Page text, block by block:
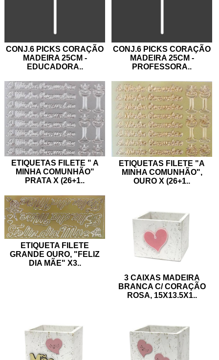
CONJ.6 PICKS CORAÇÃO
MADEIRA 25CM -
EDUCADORA..
CONJ.6 PICKS CORAÇÃO
MADEIRA 25CM -
PROFESSORA..
ETIQUETAS FILETE " A
MINHA COMUNHÃO"
PRATA X (26+1..
ETIQUETAS FILETE "A
MINHA COMUNHÃO",
OURO X (26+1..
ETIQUETA FILETE
GRANDE OURO, "FELIZ
DIA MÃE" X3..
3 CAIXAS MADEIRA
BRANCA C/ CORAÇÃO
ROSA, 15X13.5X1..